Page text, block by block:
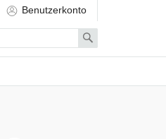
Benutzerkonto
Search